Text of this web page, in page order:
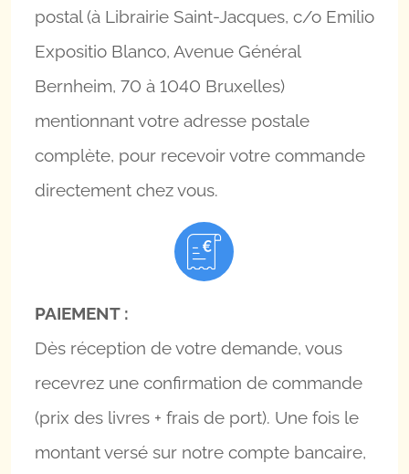
postal (à Librairie Saint-Jacques, c/o Emilio
Expositio Blanco, Avenue Général
Bernheim, 70 à 1040 Bruxelles)
mentionnant votre adresse postale
complète, pour recevoir votre commande
directement chez vous.
PAIEMENT :
Dès réception de votre demande, vous
recevrez une confirmation de commande
(prix des livres + frais de port). Une fois le
montant versé sur notre compte bancaire,